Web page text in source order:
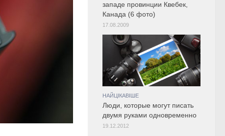
западе провинции Квебек,
Канада (6 фото)
17.08.2009
НАЙЦІКАВІШЕ
Люди, которые могут писать
двумя руками одновременно
19.12.2012